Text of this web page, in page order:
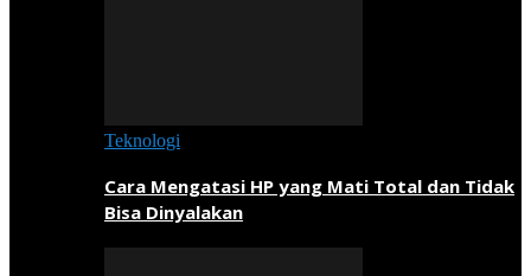
Teknologi
Cara Mengatasi HP yang Mati Total dan Tidak
Bisa Dinyalakan